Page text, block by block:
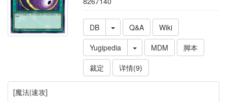
DB Q&A
Wiki
Yugipedia
MDM
脚本
裁定
详情(9)
[魔法|速攻]